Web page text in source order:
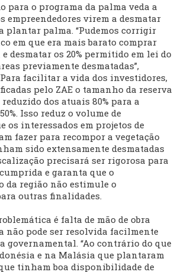
para o programa da palma veda a
empreendedores virem a desmatar
plantar palma. “Pudemos corrigir
em que era mais barato comprar
desmatar os 20% permitido em lei do
previamente desmatadas”,
facilitar a vida dos investidores,
pelo ZAE o tamanho da reserva
dos atuais 80% para a
Isso reduz o volume de
os interessados em projetos de
fazer para recompor a vegetação
sido extensamente desmatadas
precisará ser rigorosa para
e garanta que o
da região não estimule o
outras finalidades.
é falta de mão de obra
não pode ser resolvida facilmente
governamental. “Ao contrário do que
e na Malásia que plantaram
tinham boa disponibilidade de